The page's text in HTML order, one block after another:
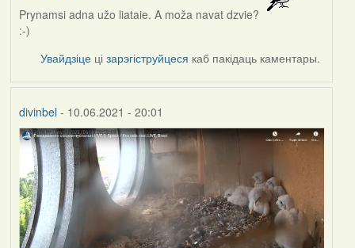
Prynamsi adna užo liataie. A moža navat dzvie?
:-)
Увайдзіце цізарэгіструйцеся каб пакідаць каментары.
divinbel - 10.06.2021 - 20:01